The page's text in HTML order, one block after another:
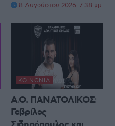
8 Αυγούστου 2026, 7:38 μμ
ΚΟΙΝΩΝΊΑ
Α.Ο. ΠΑΝΑΤΟΛΙΚΟΣ:
Γαβρίλος